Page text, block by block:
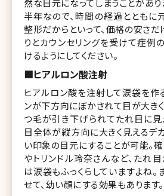
然な目元になってしまうことがあり
半年なので、時間の経過とともに
整形だからといって、価格の安さだ
りとカウンセリングを受けて症例
けるようにしてください。
■ヒアルロン酸注射
ヒアルロン酸を注射して涙袋を作
ンが下方向にぼかされて目が大き
つ毛が引き下げられてたれ目に見
目全体が縦方向に大きく見えるデ
い印象の目元にすることが可能。
やトリンドル玲奈さんなど、たれ
は涙袋もふっくらしていますよね。
せて、幼い顔にする効果もあります。